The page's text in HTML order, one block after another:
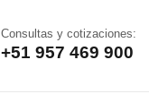
Consultas y cotizaciones:
+51 957 469 900